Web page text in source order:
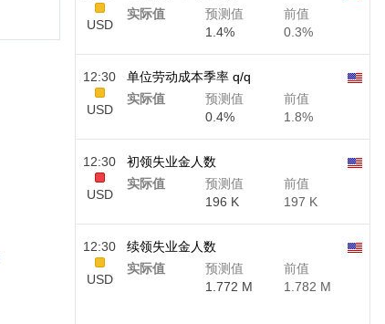
USD
实际值
预测值
1.4%
前值
0.3%
12:30
USD
单位劳动成本季率 q/q
实际值
预测值
0.4%
前值
1.8%
12:30
USD
初领失业金人数
实际值
预测值
196 K
前值
197 K
12:30
USD
续领失业金人数
实际值
预测值
1.772 M
前值
1.782 M